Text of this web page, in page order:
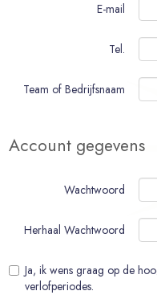
E-mail
Tel.
Team of Bedrijfsnaam
Account gegevens
Wachtwoord
Herhaal Wachtwoord
Ja, ik wens graag op de
verlofperiodes.